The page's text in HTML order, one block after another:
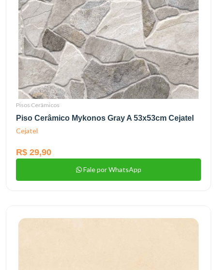
Pisos Cerâmicos
Piso Cerâmico Mykonos Gray A 53x53cm Cejatel
Cejatel
R$ 29,90
Fale por WhatsApp